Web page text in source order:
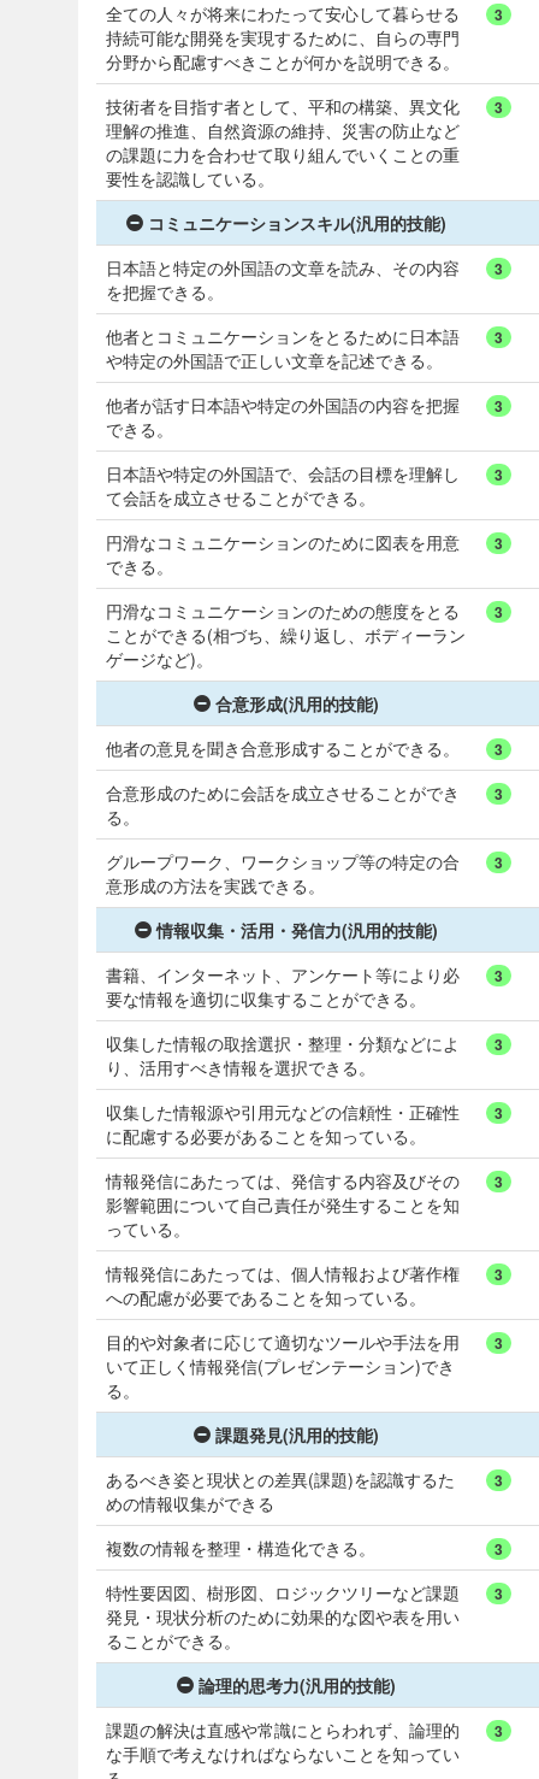
全ての人々が将来にわたって安心して暮らせる
持続可能な開発を実現するために、自らの専門
分野から配慮すべきことが何かを説明できる。
3
技術者を目指す者として、平和の構築、異文化
理解の推進、自然資源の維持、災害の防止など
の課題に力を合わせて取り組んでいくことの重
要性を認識している。
3
コミュニケーションスキル(汎用的技能)
日本語と特定の外国語の文章を読み、その内容
を把握できる。
3
他者とコミュニケーションをとるために日本語
や特定の外国語で正しい文章を記述できる。
3
他者が話す日本語や特定の外国語の内容を把握
できる。
3
日本語や特定の外国語で、会話の目標を理解し
て会話を成立させることができる。
3
円滑なコミュニケーションのために図表を用意
できる。
3
円滑なコミュニケーションのための態度をとる
ことができる(相づち、繰り返し、ボディーラン
ゲージなど)。
3
合意形成(汎用的技能)
他者の意見を聞き合意形成することができる。
3
合意形成のために会話を成立させることができ
る。
3
グループワーク、ワークショップ等の特定の合
意形成の方法を実践できる。
3
情報収集・活用・発信力(汎用的技能)
書籍、インターネット、アンケート等により必
要な情報を適切に収集することができる。
3
収集した情報の取捨選択・整理・分類などによ
り、活用すべき情報を選択できる。
3
収集した情報源や引用元などの信頼性・正確性
に配慮する必要があることを知っている。
3
情報発信にあたっては、発信する内容及びその
影響範囲について自己責任が発生することを知
っている。
3
情報発信にあたっては、個人情報および著作権
への配慮が必要であることを知っている。
3
目的や対象者に応じて適切なツールや手法を用
いて正しく情報発信(プレゼンテーション)でき
る。
3
課題発見(汎用的技能)
あるべき姿と現状との差異(課題)を認識するた
めの情報収集ができる
3
複数の情報を整理・構造化できる。 3
特性要因図、樹形図、ロジックツリーなど課題
発見・現状分析のために効果的な図や表を用い
ることができる。
3
論理的思考力(汎用的技能)
課題の解決は直感や常識にとらわれず、論理的
な手順で考えなければならないことを知ってい
3